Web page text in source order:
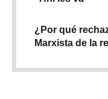
¿Por qué
Marxista de la